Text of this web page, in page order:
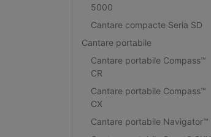
5000
Cantare compacte Seria SD
Cantare portabile
Cantare portabile Compass™
CR
Cantare portabile Compass™
CX
Cantare portabile Navigator™